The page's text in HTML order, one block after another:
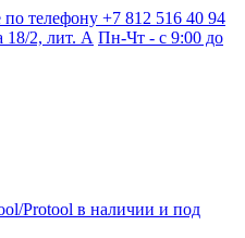
телефону +7 812 516 40 94
18/2, лит. А Пн-Чт - с 9:00 до
Protool в наличии и под